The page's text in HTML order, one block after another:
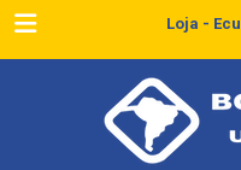
Menu Loja -